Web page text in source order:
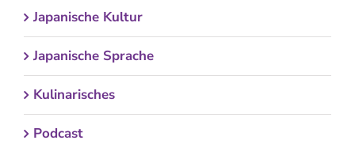
Japanische Kultur
Japanische Sprache
Kulinarisches
Podcast